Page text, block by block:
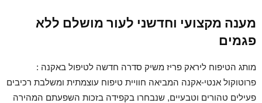
מענה מקצועי וחדשני לעור מושלם ללא
פגמים
מותג הטיפוח ליראק פריז משיק סדרה חדשה לטיפול באקנה :
פרוטוקול אנטי-אקנה המביאה חוויית טיפוח עוצמתית ומשלבת רכיבים
פעילים טהורים וטבעיים, שנבחרו בקפידה בזכות השפעתם המהירה